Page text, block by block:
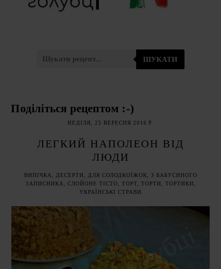
ШУКАТИ
Поділіться рецептом :-)
НЕДІЛЯ, 25 ВЕРЕСНЯ 2016 Р.
ЛЕГКИЙ НАПОЛЕОН ВІД
ЛЮДИ
ВИПІЧКА ДЕСЕРТИ ДЛЯ СОЛОДКОЇЖОК
З БАБУСИНОГО
ЗАПИСНИКА
СЛОЙОНЕ ТІСТО ТОРТ, ТОРТИ ТОРТИКИ
УКРАЇНСЬКІ СТРАВИ